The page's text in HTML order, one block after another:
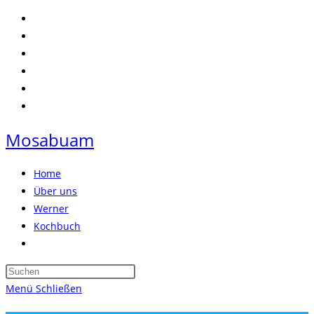
Zum
Inhalt
springen
Mosabuam
Home
Über uns
Werner
Kochbuch
umschalten
Press
Menü Schließen